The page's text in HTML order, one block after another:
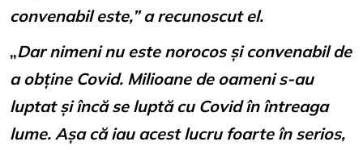
convenabil este,” a recunoscut el.
„Dar nimeni nu este norocos și convenabil de
a obține Covid. Milioane de oameni s-au
luptat și încă se luptă cu Covid în întreaga
lume. Așa că iau acest lucru foarte în serios,